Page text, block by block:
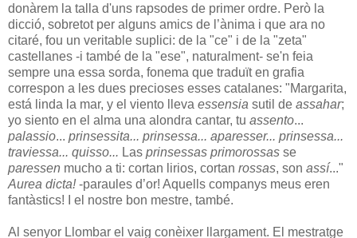
donàrem la talla d'uns rapsodes de primer ordre. Però la
dicció, sobretot per alguns amics de l’ànima i que ara no
citaré, fou un veritable suplici: de la "ce" i de la "zeta"
castellanes -i també de la "ese", naturalment- se'n feia
sempre una essa sorda, fonema que traduït en grafia
correspon a les dues precioses esses catalanes: "Margarita,
está linda la mar, y el viento lleva essensia sutil de assahar;
yo siento en el alma una alondra cantar, tu assento...
palassio... prinsessita... prinsessa... aparesser... prinsessa...
traviessa... quisso... Las prinsessas primorossas se
paressen mucho a ti: cortan lirios, cortan rossas, son assí..."
Aurea dicta!-paraules d’or! Aquells companys meus eren
fantàstics! I el nostre bon mestre, també.
Al senyor Llombar el vaig conèixer llargament. El mestratge